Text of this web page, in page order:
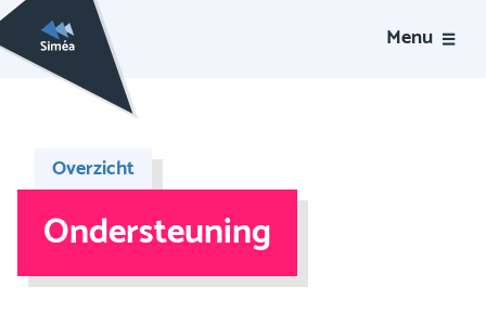
Menu
Overzicht
Ondersteuning